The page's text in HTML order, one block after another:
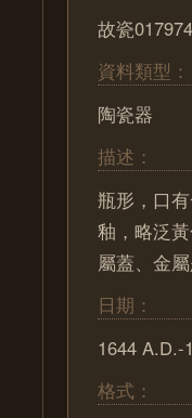
故瓷
資料類型：
陶瓷器
描述：
瓶形，口
釉，略泛
屬蓋、金屬
日期：
1644 A.D.-
格式：